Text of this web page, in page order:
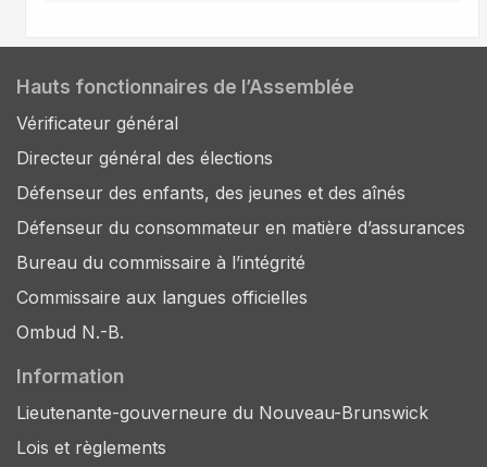
Hauts fonctionnaires de l’Assemblée
Vérificateur général
Directeur général des élections
Défenseur des enfants, des jeunes et des aînés
Défenseur du consommateur en matière d’assurances
Bureau du commissaire à l’intégrité
Commissaire aux langues officielles
Ombud N.-B.
Information
Lieutenante-gouverneure du Nouveau-Brunswick
Lois et règlements